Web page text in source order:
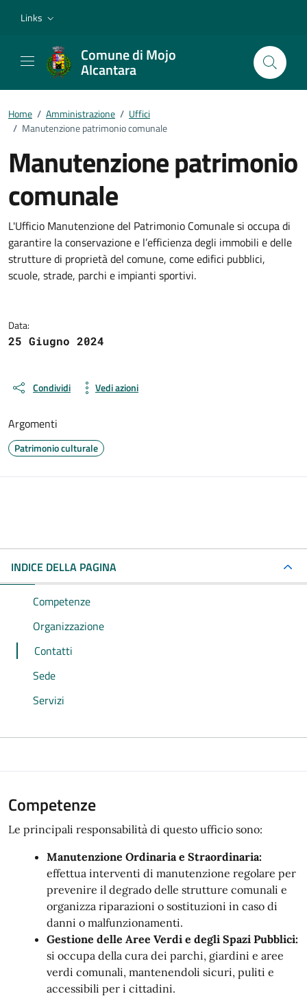
Links
Comune di Mojo
Alcantara
Home / Amministrazione / Uffici
/ Manutenzione patrimonio comunale
Manutenzione patrimonio
comunale
Dettagli della notizia
L'Ufficio Manutenzione del Patrimonio Comunale si occupa di
garantire la conservazione e l’efficienza degli immobili e delle
strutture di proprietà del comune, come edifici pubblici,
scuole, strade, parchi e impianti sportivi.
Data:
25 Giugno 2024
Condividi Vedi azioni
Argomenti
Patrimonio culturale
INDICE DELLA PAGINA
Competenze
Organizzazione
Contatti
Sede
Servizi
Competenze
Le principali responsabilità di questo ufficio sono:
Manutenzione Ordinaria e Straordinaria:
effettua interventi di manutenzione regolare per
prevenire il degrado delle strutture comunali e
organizza riparazioni o sostituzioni in caso di
danni o malfunzionamenti.
Gestione delle Aree Verdi e degli Spazi Pubblici:
si occupa della cura dei parchi, giardini e aree
verdi comunali, mantenendoli sicuri, puliti e
accessibili per i cittadini.